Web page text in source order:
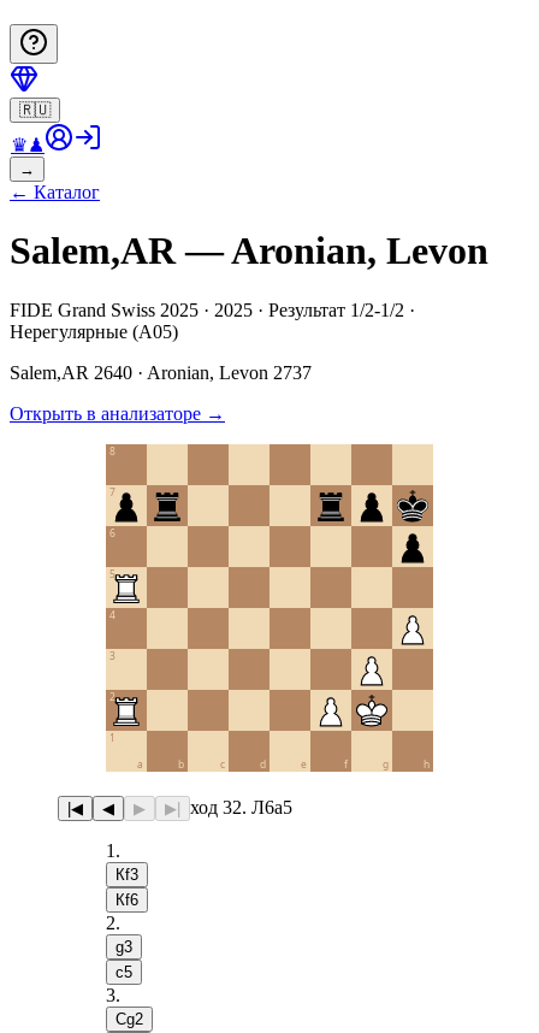
🇷🇺
♛♟
→
← Каталог
Salem,AR — Aronian, Levon
FIDE Grand Swiss 2025 · 2025 · Результат 1/2-1/2 ·
Нерегулярные (A05)
Salem,AR 2640 · Aronian, Levon 2737
Открыть в анализаторе →
a b c d e f g h
1
2
3
4
5
6
7
8
|◀ ◀ ▶ ▶| ход 32. Л6a5
1 .
Кf3
Кf6
2.
g3
c5
3.
Сg2